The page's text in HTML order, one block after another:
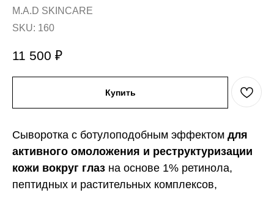
M.A.D SKINCARE
SKU: 160
11 500 ₽
Купить
Сыворотка с ботулоподобным эффектом для
активного омоложения и реструктуризации
кожи вокруг глаз на основе 1% ретинола,
пептидных и растительных комплексов,